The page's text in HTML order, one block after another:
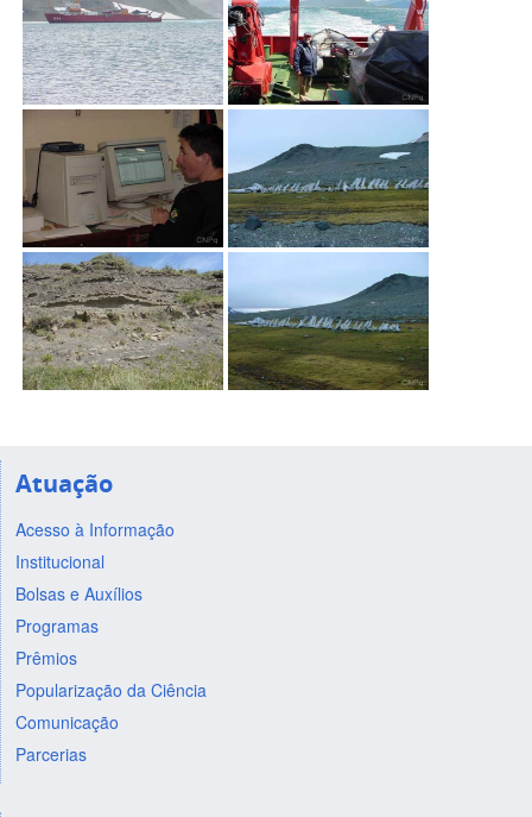
Atuação
Acesso à Informação
Institucional
Bolsas e Auxílios
Programas
Prêmios
Popularização da Ciência
Comunicação
Parcerias